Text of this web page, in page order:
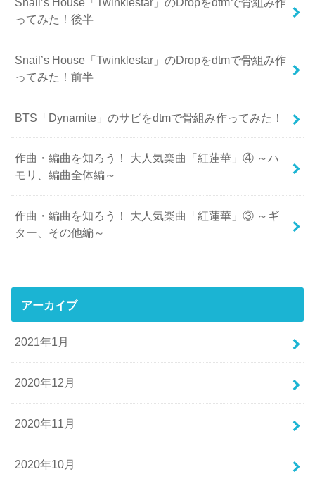
ってみた！後半
Snail’s House「Twinklestar」のDropをdtmで骨組み作
ってみた！前半
BTS「Dynamite」のサビをdtmで骨組み作ってみた！
作曲・編曲を知ろう！ 大人気楽曲「紅蓮華」④ ～ハ
モリ、編曲全体編～
作曲・編曲を知ろう！ 大人気楽曲「紅蓮華」③ ～ギ
ター、その他編～
アーカイブ
2021年1月
2020年12月
2020年11月
2020年10月